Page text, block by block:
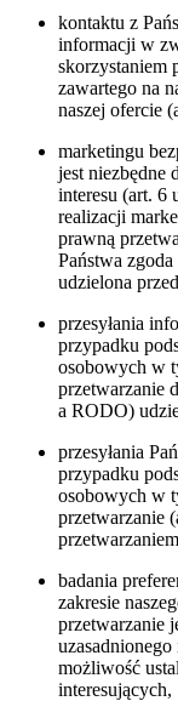
kontaktu z
informacji w
skorzystaniem
zawartego na
naszej ofercie
marketingu
jest niezbędne
interesu (art. 6
realizacji
prawną
Państwa
udzielona
przesyłania
przypadku
osobowych w
przetwarzanie
a RODO)
przesyłania
przypadku
osobowych w
przetwarzanie
przetwarzaniem
badania
zakresie
przetwarzanie
możliwość
interesujących,